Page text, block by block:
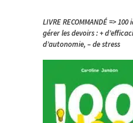
LIVRE RECOMMANDÉ =>
gérer les devoirs : +
d’autonomie, – de stress